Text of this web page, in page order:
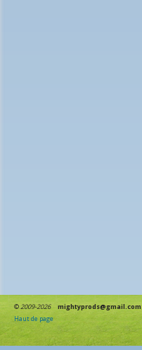
©2009-2026
mightyprods@gmail.com
Haut de page